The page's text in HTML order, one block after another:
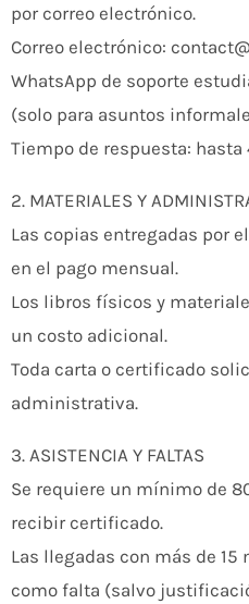
por correo electrónico.
Correo electrónico:
WhatsApp de soporte
(solo para asuntos
Tiempo de respuesta: hasta
2. MATERIALES Y
Las copias entregadas por
en el pago mensual.
Los libros físicos y
un costo adicional.
Toda carta o certificado
administrativa.
3. ASISTENCIA Y FALTAS
Se requiere un mínimo de
recibir certificado.
Las llegadas con más de
como falta (salvo